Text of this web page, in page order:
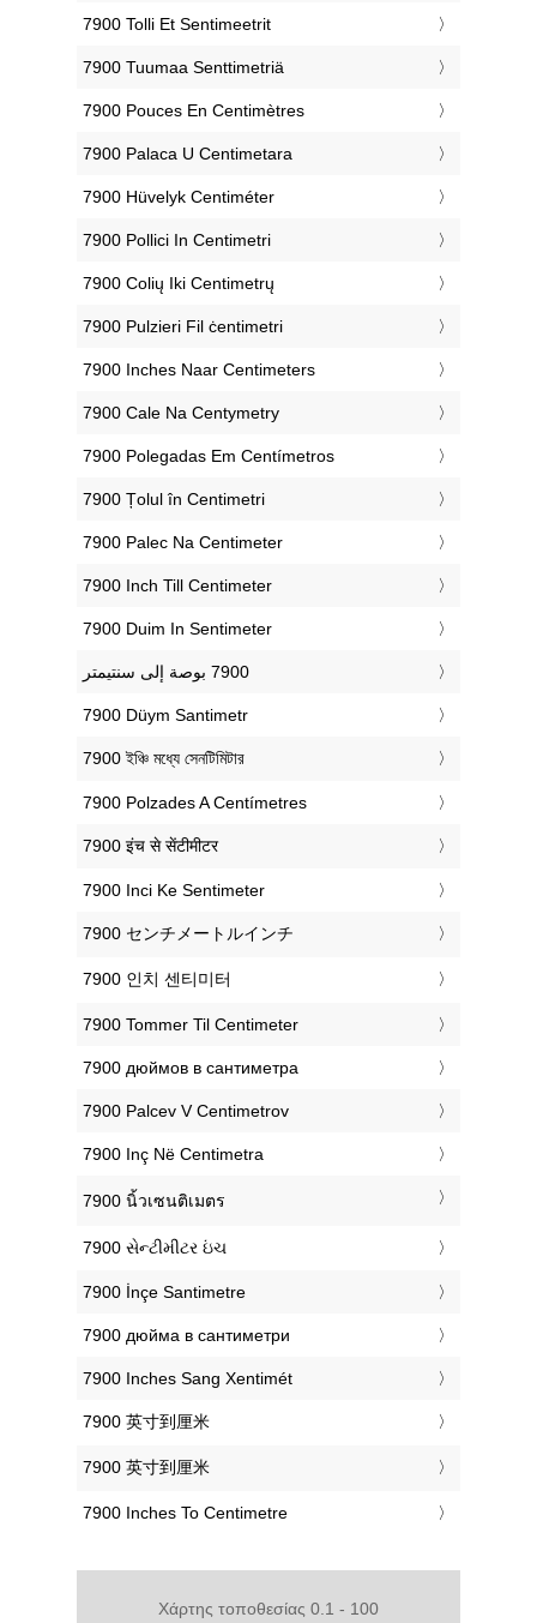
‎7900 Tolli Et Sentimeetrit
‎7900 Tuumaa Senttimetriä
‎7900 Pouces En Centimètres
‎7900 Palaca U Centimetara
‎7900 Hüvelyk Centiméter
‎7900 Pollici In Centimetri
‎7900 Colių Iki Centimetrų
‎7900 Pulzieri Fil ċentimetri
‎7900 Inches Naar Centimeters
‎7900 Cale Na Centymetry
‎7900 Polegadas Em Centímetros
‎7900 Țolul în Centimetri
‎7900 Palec Na Centimeter
‎7900 Inch Till Centimeter
‎7900 Duim In Sentimeter
‎7900 Düym Santimetr
‎7900 ইঞ্চি মধ্যে সেনটিমিটার
‎7900 Polzades A Centímetres
‎7900 इंच से सेंटीमीटर
‎7900 Inci Ke Sentimeter
‎7900 センチメートルインチ
‎7900 인치 센티미터
‎7900 Tommer Til Centimeter
‎7900 дюймов в сантиметра
‎7900 Palcev V Centimetrov
‎7900 Inç Në Centimetra
‎7900 นิ้วเซนติเมตร
‎7900 સેન્ટીમીટર ઇંચ
‎7900 İnçe Santimetre
‎7900 дюйма в сантиметри
‎7900 Inches Sang Xentimét
‎7900 英寸到厘米
‎7900 英寸到厘米
‎7900 Inches To Centimetre
Χάρτης τοποθεσίας 0.1 - 100